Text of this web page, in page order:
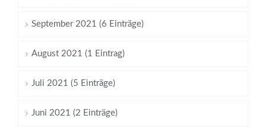
September 2021 (6 Einträge)
August 2021 (1 Eintrag)
Juli 2021 (5 Einträge)
Juni 2021 (2 Einträge)